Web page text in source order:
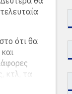
ότι θα
κτλ, τα